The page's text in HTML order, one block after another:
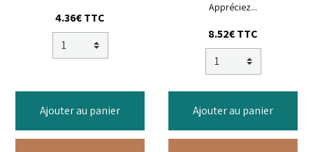
4.36€ TTC
Ajouter au panier
Appréciez...
8.52€ TTC
Ajouter au panier